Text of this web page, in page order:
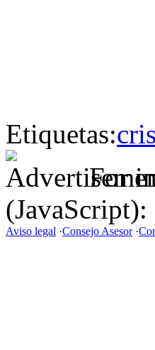
Etiquetas:
For
(JavaScript):
Aviso legal ·Consejo Asesor·